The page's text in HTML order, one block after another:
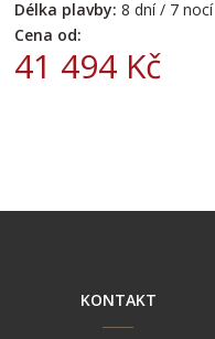
Délka plavby: 8 dní / 7 nocí
Cena od:
41 494 Kč
KONTAKT